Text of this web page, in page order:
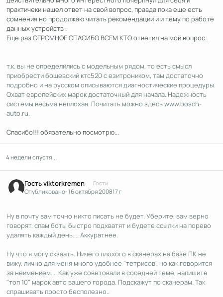
практичеки нашел ответ на свой вопрос, правда пока еще есть
сомнения но продолжаю читать рекомендации и и тему по работе
данных устройств .
Еще раз ОГРОМНОЕ СПАСИБО ВСЕМ КТО ответил на мой вопрос..
т.к. вы не определились с модельным рядом, то есть смысл
приобрести бошевский ктс520 с езитроником, там достаточно
подробно и на русском описываются диагностические процедуры.
Охват европейских марок достаточный для начала. Надежность
системы весьма неплохая. Почитать можно здесь www.bosch-
auto.ru.
Спасибо!!! обязательно посмотрю...
4 недели спустя...
Гость viktorkremen Гости
Опубликовано:16 октября 200817 г
Ну в почту вам точно никто писать не будет. Уберите, вам верно
говорят, спам боты быстро подхватят и будете ссылки на порево
удалять каждый день.... Аккуратнее.
Ну что я могу скзаать. Ничего плохого в сканерах на базе ПК не
вижу, лично для меня много удобнее "тетрисов", но как говорится
за неимением.... Как уже советовали в соседней теме, напишите
"топ 10" марок авто вашего города. Подскажут по сканерам. Так
спрашивать просто бесполезно..